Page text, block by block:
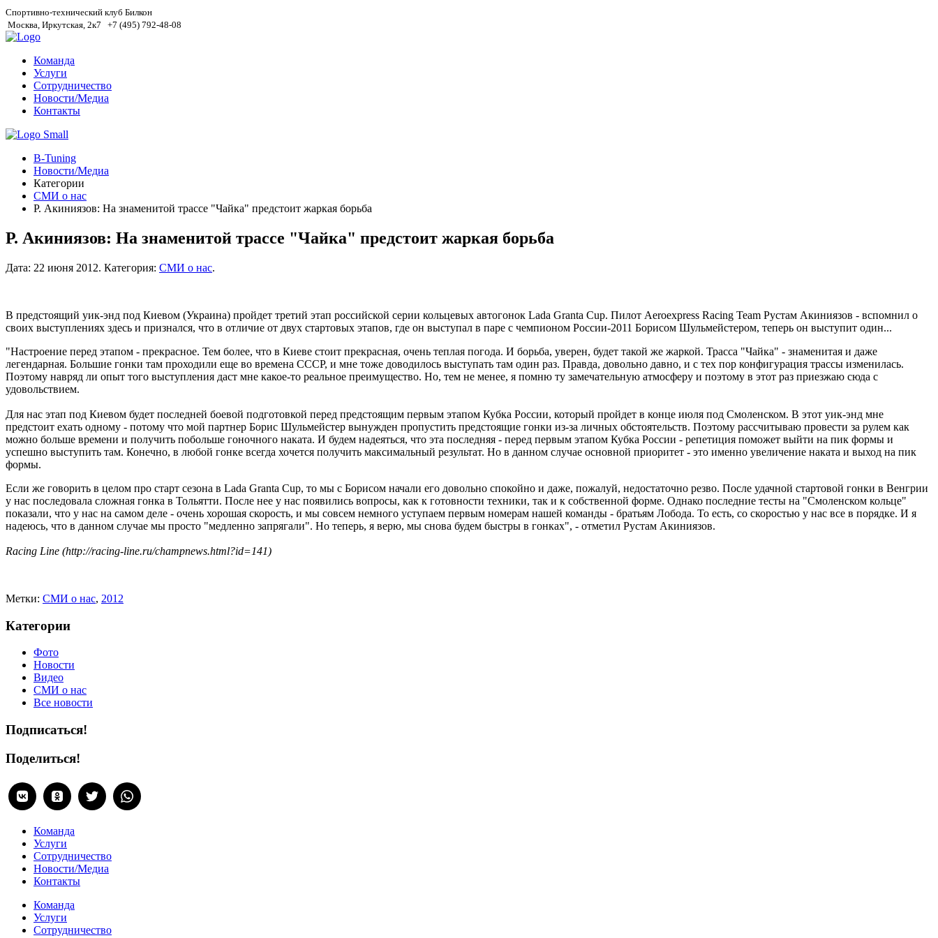
Спортивно-технический клуб Билкон
Москва, Иркутская, 2к7
+7 (495) 792-48-08
Команда
Услуги
Сотрудничество
Новости/Медиа
Контакты
B-Tuning
Новости/Медиа
Категории
СМИ о нас
Р. Акиниязов: На знаменитой трассе "Чайка" предстоит жаркая борьба
Р. Акиниязов: На знаменитой трассе "Чайка" предстоит жаркая борьба
Дата: 22 июня 2012. Категория: СМИ о нас.
В предстоящий уик-энд под Киевом (Украина) пройдет третий этап российской серии кольцевых автогонок Lada Granta Cup. Пилот Aeroexpress Racing Team Рустам Акиниязов - вспомнил о
своих выступлениях здесь и признался, что в отличие от двух стартовых этапов, где он выступал в паре с чемпионом России-2011 Борисом Шульмейстером, теперь он выступит один...
"Настроение перед этапом - прекрасное. Тем более, что в Киеве стоит прекрасная, очень теплая погода. И борьба, уверен, будет такой же жаркой. Трасса "Чайка" - знаменитая и даже
легендарная. Большие гонки там проходили еще во времена СССР, и мне тоже доводилось выступать там один раз. Правда, довольно давно, и с тех пор конфигурация трассы изменилась.
Поэтому навряд ли опыт того выступления даст мне какое-то реальное преимущество. Но, тем не менее, я помню ту замечательную атмосферу и поэтому в этот раз приезжаю сюда с
удовольствием.
Для нас этап под Киевом будет последней боевой подготовкой перед предстоящим первым этапом Кубка России, который пройдет в конце июля под Смоленском. В этот уик-энд мне
предстоит ехать одному - потому что мой партнер Борис Шульмейстер вынужден пропустить предстоящие гонки из-за личных обстоятельств. Поэтому рассчитываю провести за рулем как
можно больше времени и получить побольше гоночного наката. И будем надеяться, что эта последняя - перед первым этапом Кубка России - репетиция поможет выйти на пик формы и
успешно выступить там. Конечно, в любой гонке всегда хочется получить максимальный результат. Но в данном случае основной приоритет - это именно увеличение наката и выход на пик
формы.
Если же говорить в целом про старт сезона в Lada Granta Cup, то мы с Борисом начали его довольно спокойно и даже, пожалуй, недостаточно резво. После удачной стартовой гонки в Венгрии
у нас последовала сложная гонка в Тольятти. После нее у нас появились вопросы, как к готовности техники, так и к собственной форме. Однако последние тесты на "Смоленском кольце"
показали, что у нас на самом деле - очень хорошая скорость, и мы совсем немного уступаем первым номерам нашей команды - братьям Лобода. То есть, со скоростью у нас все в порядке. И я
надеюсь, что в данном случае мы просто "медленно запрягали". Но теперь, я верю, мы снова будем быстры в гонках", - отметил Рустам Акиниязов.
Racing Line (http://racing-line.ru/champnews.html?id=141)
Метки: CМИ о нас, 2012
Категории
Фото
Новости
Видео
СМИ о нас
Все новости
Подписаться!
Поделиться!
Команда
Услуги
Сотрудничество
Новости/Медиа
Контакты
Команда
Услуги
Сотрудничество